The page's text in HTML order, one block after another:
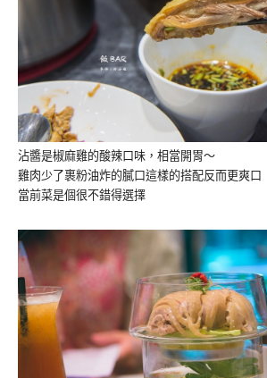
沾醬是椒麻雞的酸辣口味，相當開胃～
雞肉少了裹粉油炸的膩口這樣的搭配反而更爽口
當前菜是個很不錯得選擇